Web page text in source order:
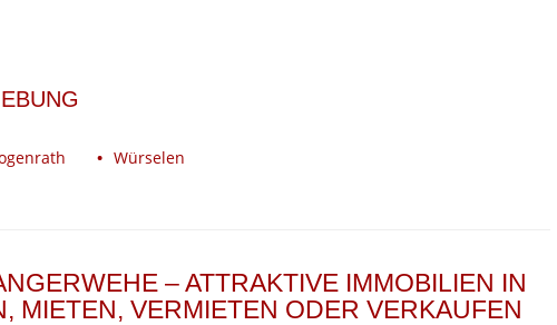
Würselen
– ATTRAKTIVE IMMOBILIEN IN
MIETEN, VERMIETEN ODER VERKAUFEN